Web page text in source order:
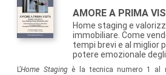
AMORE A PRIMA
Home staging e
immobiliare. Come
tempi brevi e al miglior
potere emozionale
L’Home Stagingè la tecnica numero 1 al